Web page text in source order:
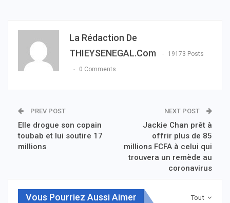
La Rédaction De
THIEYSENEGAL.com
19173 Posts
0 Comments
PREV POST
Elle drogue son copain
toubab et lui soutire 17
millions
NEXT POST
Jackie Chan prêt à
offrir plus de 85
millions FCFA à celui qui
trouvera un remède au
coronavirus
Tout
Vous Pourriez Aussi Aimer